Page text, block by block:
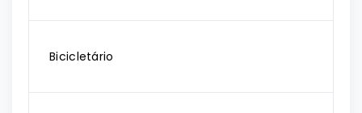
Bicicletário